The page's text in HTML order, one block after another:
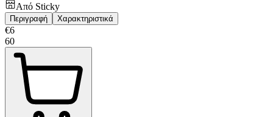
Από Sticky
Περιγραφή Χαρακτηριστικά
€6
60